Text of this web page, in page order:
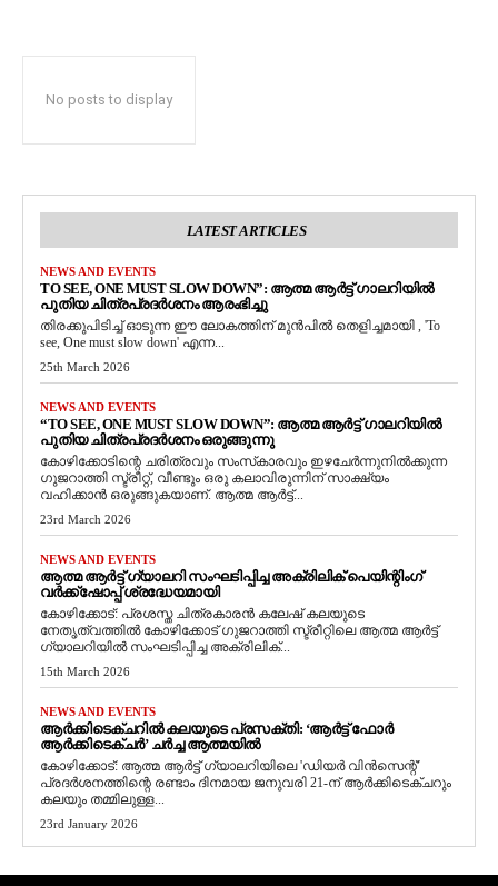
No posts to display
LATEST ARTICLES
NEWS AND EVENTS
TO SEE, ONE MUST SLOW DOWN”: ആത്മ ആർട്ട് ഗാലറിയിൽ
പുതിയ ചിത്രപ്രദർശനം ആരംഭിച്ചു
തിരക്കുപിടിച്ച് ഓടുന്ന ഈ ലോകത്തിന് മുൻപിൽ തെളിച്ചമായി , 'To
see, One must slow down' എന്ന...
25th March 2026
NEWS AND EVENTS
“TO SEE, ONE MUST SLOW DOWN”: ആത്മ ആർട്ട് ഗാലറിയിൽ
പുതിയ ചിത്രപ്രദർശനം ഒരുങ്ങുന്നു
കോഴിക്കോടിന്റെ ചരിത്രവും സംസ്‌കാരവും ഇഴചേർന്നുനിൽക്കുന്ന
ഗുജറാത്തി സ്ട്രീറ്റ്, വീണ്ടും ഒരു കലാവിരുന്നിന് സാക്ഷ്യം
വഹിക്കാൻ ഒരുങ്ങുകയാണ്. ആത്മ ആർട്ട്...
23rd March 2026
NEWS AND EVENTS
ആത്മ ആർട്ട് ഗ്യാലറി സംഘടിപ്പിച്ച അക്രിലിക് പെയിന്റിംഗ്
വർക്ക്‌ഷോപ്പ് ശ്രദ്ധേയമായി
കോഴിക്കോട്: പ്രശസ്ത ചിത്രകാരൻ കലേഷ് കലയുടെ
നേതൃത്വത്തിൽ കോഴിക്കോട് ഗുജറാത്തി സ്ട്രീറ്റിലെ ആത്മ ആർട്ട്
ഗ്യാലറിയിൽ സംഘടിപ്പിച്ച അക്രിലിക്...
15th March 2026
NEWS AND EVENTS
ആർക്കിടെക്ചറിൽ കലയുടെ പ്രസക്തി: ‘ആർട്ട് ഫോർ
ആർക്കിടെക്ചർ’ ചർച്ച ആത്മയിൽ
​കോഴിക്കോട്: ആത്മ ആർട്ട് ഗ്യാലറിയിലെ 'ഡിയർ വിൻസെന്റ്'
പ്രദർശനത്തിന്റെ രണ്ടാം ദിനമായ ജനുവരി 21-ന് ആർക്കിടെക്ചറും
കലയും തമ്മിലുള്ള...
23rd January 2026